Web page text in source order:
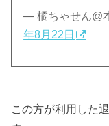
— 橘ちゃせん@
年8月22日
この方が利用した